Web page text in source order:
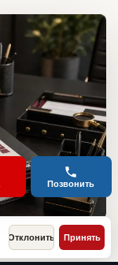
Отклонить Принять
Позвонить